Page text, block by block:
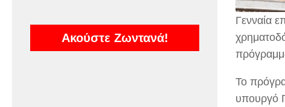
Γενναία
Το
υπουργό
Ακούστε Ζωντανά!